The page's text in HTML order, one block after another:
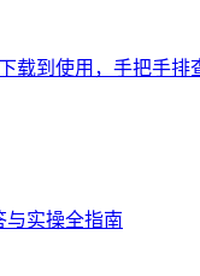
载到使用，手把手排
与实操全指南